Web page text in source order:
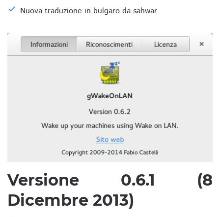
Nuova traduzione in bulgaro da sahwar
Versione 0.6.1 (8
Dicembre 2013)